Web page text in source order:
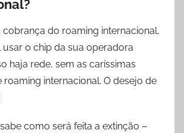
do roaming internacional,
usar o chip da sua operadora
haja rede, sem as caríssimas
internacional. O desejo de
como será feita a extinção –